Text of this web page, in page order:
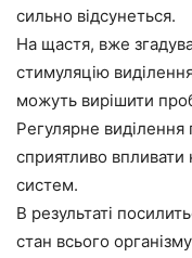
сильно відсунеться.
На щастя, вже
стимуляцію
можуть вирішити
Регулярне виділення
сприятливо впливати
систем.
В результаті
стан всього